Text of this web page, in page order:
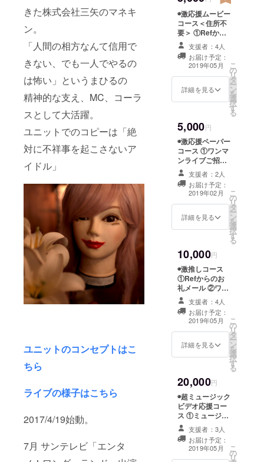
きた株式会社三矢のマネキ
ン。
「人間の相方なんて信用で
きない、でも一人でやるの
は怖い」というまひるの
精神的な支え、MC、コーラ
スとして大活躍。
ユニットでのコピーは「絶
対に不祥事を起こさないア
イドル」
ユニットのコンセプトはこ
ちら
ライブの様子はこちら
2017/4/19始動。
7月 サンテレビ「エンタ
に衣食住に
直接は関わ
らないもの
ですが、宗
教も美術も
ずっと昔か
ら多くの人
を救うもの
教者が増
え、美術館
も過疎化し
ている今の
日本で、人
の心を救う
か。私は芸
ます。難解
な美術より
消費しやす
い芸能、曖
昧な神より
実在するア
イドル。宗
私は大好き
らを否定し
ているので
はなく、需
要の高まり
が芸能・ア
イドルにあ
るのではな
伝えください。
◉激応援ムービー
コース＜住所不
要＞ ①Refから
お礼メール ②ワ
ンマンライブご
招待 ③ミュー
ジックビデオに
お名前クレジッ
ト ④ミュージッ
に限定公開
YouTubeのアド
レスを送らせて
いただきます）
※メールアドレ
ス・ライブチ
ケット取り置き
とクレジット可
のお名前（HN
可）をご記載く
ださい。
支援者：4人
お届け予定：
2019年05月
詳細を見る
こ
の
リ
タ
ー
ン
を
選
択
す
る
5,000円
◉激応援ペーパー
コース ①ワンマ
ンライブご招待
②ミュージック
ビデオ撮影時
チェキ１枚 ③ワ
ンマン告知ポス
ター ④ミュー
ジックビデオに
き&クレジット
に掲載するお名
前（HN可）をお
伝えください。
支援者：2人
お届け予定：
2019年02月
詳細を見る
こ
の
リ
タ
ー
ン
を
選
択
す
る
10,000円
◉激推しコース
①Refからのお
礼メール ②ワン
マンライブご招
待 ③ミュージッ
クビデオ撮影時
チェキ１枚 ④
ミュージックビ
デオDVD（サイ
かった裏シーン
動画 （メールに
限定公開
YouTubeのアド
レスを送らせて
いただきます）
⑥ミュージック
ビデオにお名前
クレジット ※
支援者：4人
お届け予定：
2019年05月
詳細を見る
こ
の
リ
タ
ー
ン
を
選
択
す
る
20,000円
◉超ミュージック
ビデオ応援コー
ス ①ミュージッ
クビデオ
DVD（サイン入
り） ②ミュー
ジックビデオで
支援者：3人
お届け予定：
2019年05月
こ
の
リ